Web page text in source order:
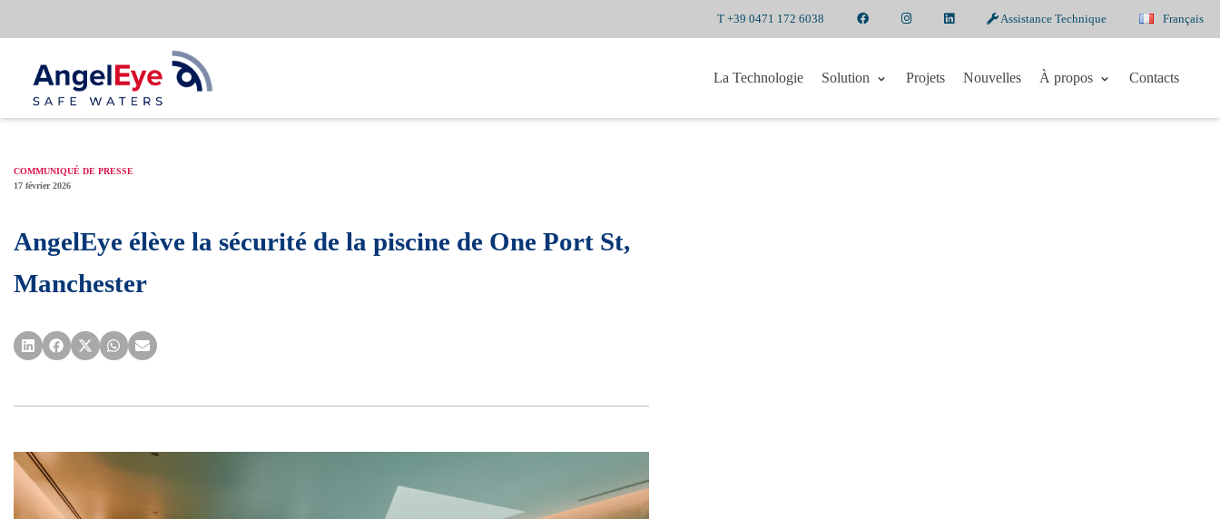
T +39 0471 172 6038 Assistance Technique Français
contenu
La Technologie Solution Projets Nouvelles À propos Contacts
COMMUNIQUÉ DE PRESSE
17 février 2026
AngelEye élève la sécurité de la piscine de One Port St,
Manchester